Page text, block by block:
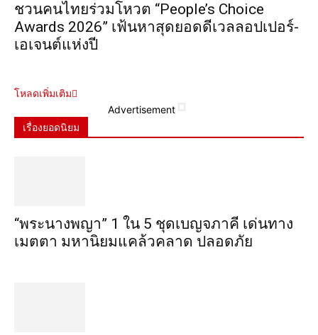
ชวนคนไทยร่วมโหวต “People’s Choice
Awards 2026” เฟ้นหาสุดยอดดีเวลลอปเปอร์-
เอเจนต์แห่งปี
โหลดเพิ่มเติม
Advertisement
เรื่องยอดนิยม
“พระ​นาง​พญา” 1 ใน 5​ ชุดเบญจ​ภาคี​ เด่นทาง
เมตตา​ มหา​นิยม​แคล้วคลาด​ ปลอดภัย​